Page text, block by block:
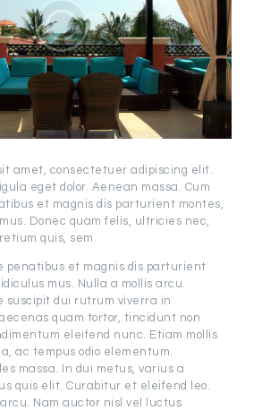
amet, consectetuer adipiscing elit.
eget dolor. Aenean massa. Cum
et magnis dis parturient montes,
Donec quam felis, ultricies nec,
quis, sem.
penatibus et magnis dis parturient
mus. Nulla a mollis arcu.
suscipit dui rutrum viverra in
quam tortor, tincidunt non
eleifend nunc. Etiam mollis
ac tempus odio elementum.
massa. In dui metus, varius a
quis elit. Curabitur et eleifend leo.
Nam auctor nisl vel luctus